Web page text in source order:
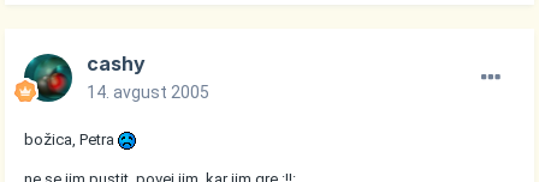
cashy
14. avgust 2005
božica, Petra